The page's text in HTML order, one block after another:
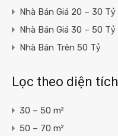
Nhà Bán Giá 20 – 30 Tỷ
Nhà Bán Giá 30 – 50 Tỷ
Nhà Bán Trên 50 Tỷ
Lọc theo diện tích
30 – 50 m²
50 – 70 m²